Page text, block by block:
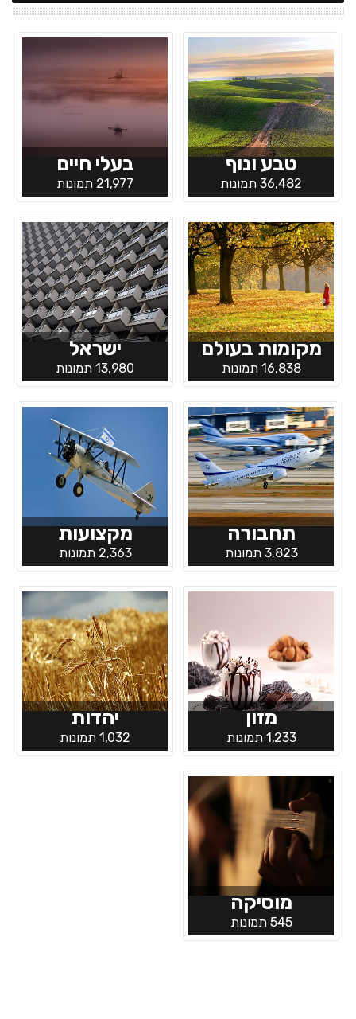
טבע ונוף
36,482 תמונות
בעלי חיים
21,977 תמונות
מקומות בעולם
16,838 תמונות
ישראל
13,980 תמונות
תחבורה
3,823 תמונות
מקצועות
2,363 תמונות
מזון
1,233 תמונות
יהדות
1,032 תמונות
מוסיקה
545 תמונות